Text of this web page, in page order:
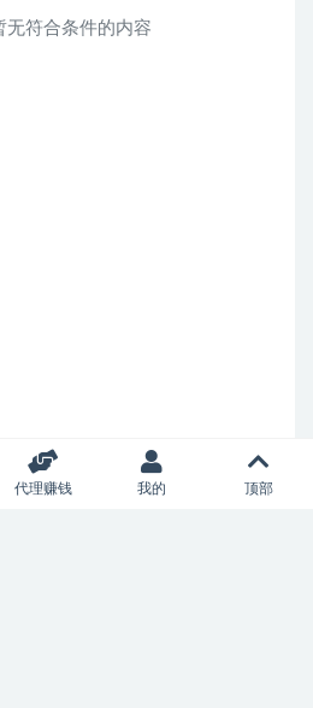
无符合条件的内容
代理赚钱 我的 顶部